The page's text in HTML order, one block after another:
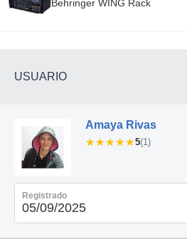
Behringer WING Rack
USUARIO
Amaya Rivas
★★★★★
★★★★★5(1)
Registrado
05/09/2025